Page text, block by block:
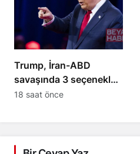
Trump, İran-ABD
savaşında 3 seçenekle
karşı karşıya
18 saat önce